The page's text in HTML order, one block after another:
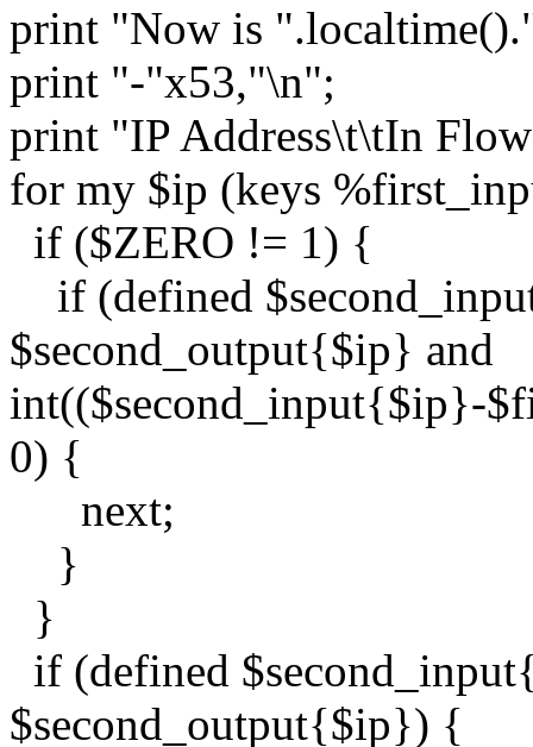
print "Now is
print "-"x53,"\n";
print "IP Address\t\tIn
for my $ip (keys
if ($ZERO != 1) {
if (defined
$second_output{$ip} and
int(($second_input{$ip}-
0) {
next;
}
}
if (defined
$second_output{$ip}) {